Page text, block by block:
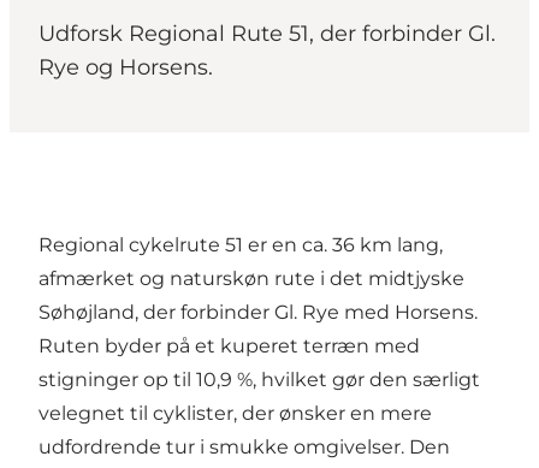
Udforsk Regional Rute 51, der forbinder Gl.
Rye og Horsens.
Regional cykelrute 51 er en ca. 36 km lang,
afmærket og naturskøn rute i det midtjyske
Søhøjland, der forbinder Gl. Rye med Horsens.
Ruten byder på et kuperet terræn med
stigninger op til 10,9 %, hvilket gør den særligt
velegnet til cyklister, der ønsker en mere
udfordrende tur i smukke omgivelser. Den